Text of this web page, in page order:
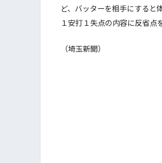
ど、バッターを相手にすると
１安打１失点の内容に反省点
（埼玉新聞）